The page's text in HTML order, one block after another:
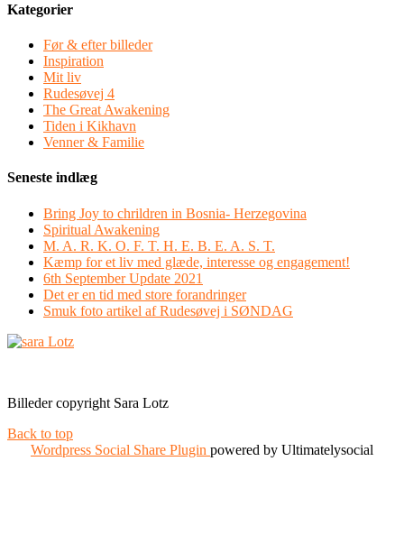
Kategorier
Før & efter billeder
Inspiration
Mit liv
Rudesøvej 4
The Great Awakening
Tiden i Kikhavn
Venner & Familie
Seneste indlæg
Bring Joy to chrildren in Bosnia- Herzegovina
Spiritual Awakening
M. A. R. K. O. F. T. H. E. B. E. A. S. T.
Kæmp for et liv med glæde, interesse og engagement!
6th September Update 2021
Det er en tid med store forandringer
Smuk foto artikel af Rudesøvej i SØNDAG
Billeder copyright Sara Lotz
Back to top
Wordpress Social Share Plugin powered by Ultimatelysocial